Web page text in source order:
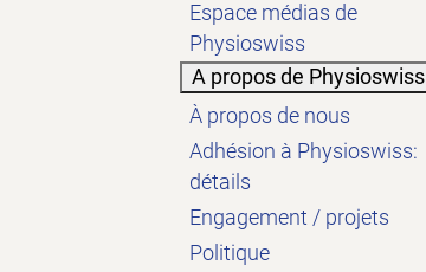
Espace médias de
Physioswiss
A propos de Physioswiss
À propos de nous
Adhésion à Physioswiss:
détails
Engagement / projets
Politique